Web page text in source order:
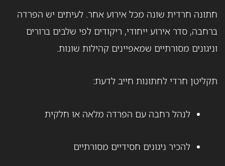
חתונה חרדית שונה מכל אירוע אחר. לעיתים יש הפרדה
ברחבה, סדר אירוע ייחודי, ריקודים לפי שלבים ברורים
וניגונים מסורתיים שמאפיינים קהילות שונות.
תקליטן חרדי לחתונות חייב לדעת:
לנהל רחבה עם הפרדה מלאה או חלקית
להכיר ניגונים חסידיים מסורתיים